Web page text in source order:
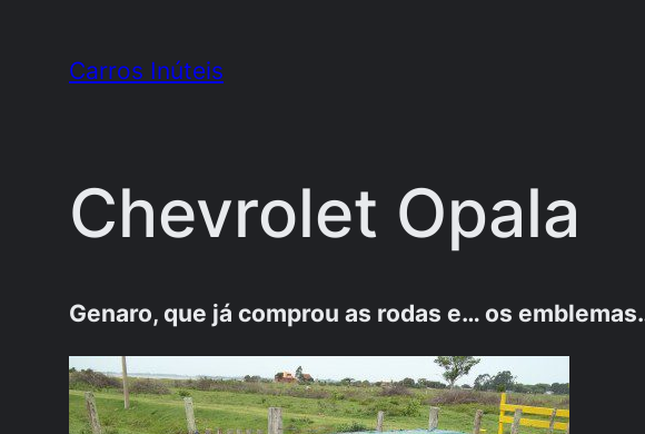
Carros Inúteis
Chevrolet Opala
Genaro, que já comprou as rodas e… os